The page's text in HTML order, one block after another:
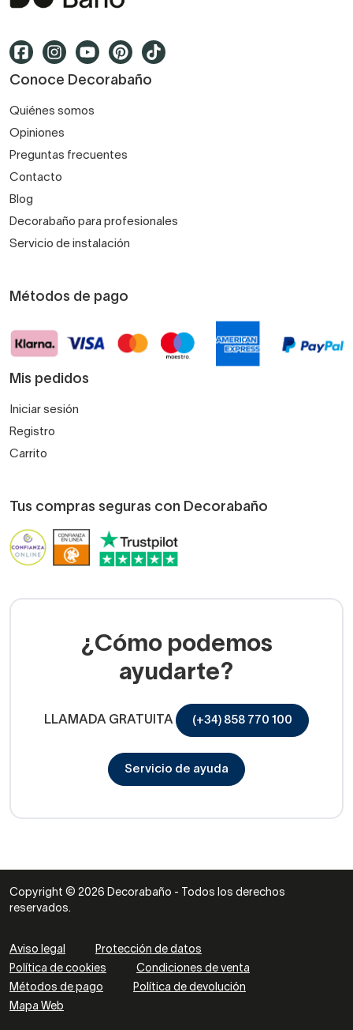
Conoce Decorabaño
Quiénes somos
Opiniones
Preguntas frecuentes
Contacto
Blog
Decorabaño para profesionales
Servicio de instalación
Métodos de pago
Mis pedidos
Iniciar sesión
Registro
Carrito
Tus compras seguras con Decorabaño
¿Cómo podemos
ayudarte?
LLAMADA GRATUITA (+34) 858 770 100
Servicio de ayuda
Copyright © 2026 Decorabaño - Todos los derechos
reservados.
Aviso legal
Protección de datos
Política de cookies
Condiciones de venta
Métodos de pago
Política de devolución
Mapa Web